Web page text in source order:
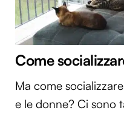
Come
Ma come
e le donne? Ci sono